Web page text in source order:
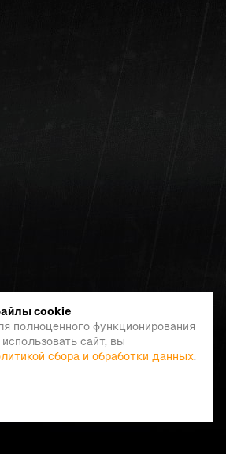
cookie
полноценного функционирования
сайт, вы
сбора и обработки данных.